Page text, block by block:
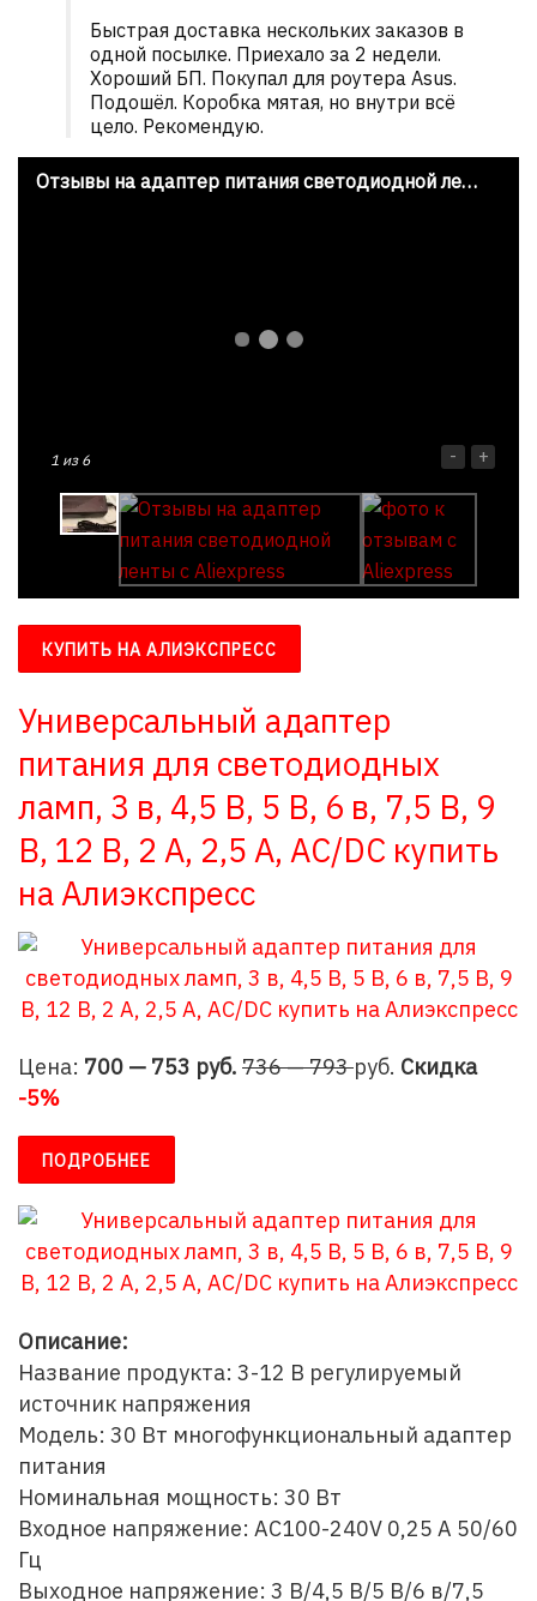
Быстрая доставка нескольких заказов в
одной посылке. Приехало за 2 недели.
Хороший БП. Покупал для роутера Asus.
Подошёл. Коробка мятая, но внутри всё
цело. Рекомендую.
Отзывы на адаптер питания светодиодной ленты с Aliexpress
1 из 6 - +
КУПИТЬ НА АЛИЭКСПРЕСС
Универсальный адаптер
питания для светодиодных
ламп, 3 в, 4,5 В, 5 В, 6 в, 7,5 В, 9
В, 12 В, 2 А, 2,5 А, AC/DC купить
на Алиэкспресс
Цена: 700 — 753 руб. 736 — 793руб. Скидка
-5%
ПОДРОБНЕЕ
Описание:
Название продукта: 3-12 В регулируемый
источник напряжения
Модель: 30 Вт многофункциональный адаптер
питания
Номинальная мощность: 30 Вт
Входное напряжение: AC100-240V 0,25 A 50/60
Гц
Выходное напряжение: 3 В/4,5 В/5 В/6 в/7,5